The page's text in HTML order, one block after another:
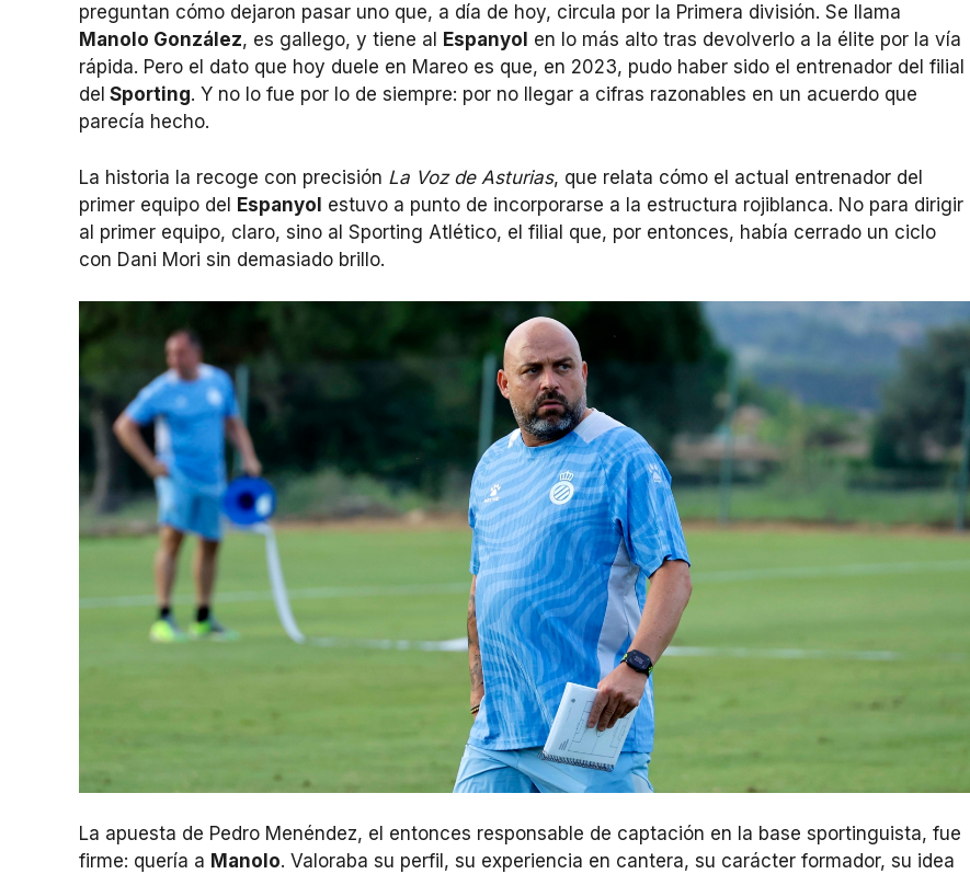
preguntan cómo dejaron pasar uno que, a día de hoy, circula por la Primera división. Se llama
Manolo González, es gallego, y tiene al Espanyol en lo más alto tras devolverlo a la élite por la vía
rápida. Pero el dato que hoy duele en Mareo es que, en 2023, pudo haber sido el entrenador del filial
del Sporting. Y no lo fue por lo de siempre: por no llegar a cifras razonables en un acuerdo que
parecía hecho.
La historia la recoge con precisión La Voz de Asturias, que relata cómo el actual entrenador del
primer equipo del Espanyol estuvo a punto de incorporarse a la estructura rojiblanca. No para dirigir
al primer equipo, claro, sino al Sporting Atlético, el filial que, por entonces, había cerrado un ciclo
con Dani Mori sin demasiado brillo.
La apuesta de Pedro Menéndez, el entonces responsable de captación en la base sportinguista, fue
firme: quería a Manolo. Valoraba su perfil, su experiencia en cantera, su carácter formador, su idea